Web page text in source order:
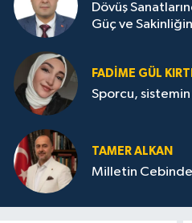
Dövüş
Güç ve
FADIME GÜL
Sporcu,
TAMER ALKAN
Milletin